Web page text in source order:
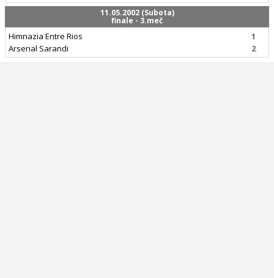
11.05.2002 (Subota)
finale - 3.meč
Himnazia Entre Rios
Arsenal Sarandi
1
2